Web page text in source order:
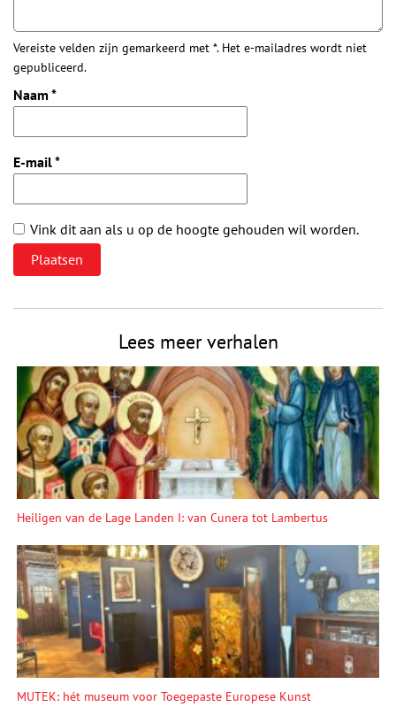
Vereiste velden zijn gemarkeerd met *. Het e-mailadres wordt niet
gepubliceerd.
Naam *
E-mail*
Vink dit aan als u op de hoogte gehouden wil worden.
Lees meer verhalen
Heiligen van de Lage Landen I: van Cunera tot Lambertus
MUTEK: hét museum voor Toegepaste Europese Kunst